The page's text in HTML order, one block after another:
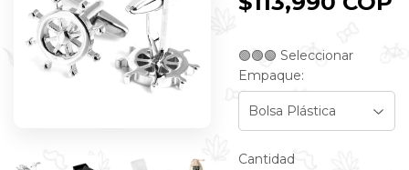
🟢🟢🟢 Seleccionar
Empaque:
Cantidad